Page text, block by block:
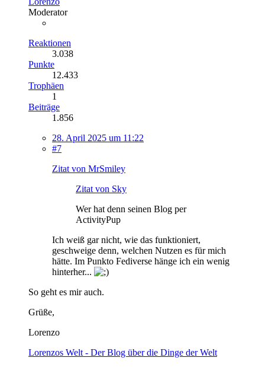
Moderator
Reaktionen
3.038
Punkte
12.433
Trophäen
1
Beiträge
1.856
28. April 2025 um 11:22
#7
Zitat von MrSmiley
Zitat von Sky
Wer hat denn seinen Blog per
ActivityPup
Ich weiß gar nicht, wie das funktioniert,
geschweige denn, welchen Nutzen es für mich
hätte. Im Punkto Fediverse hänge ich ein wenig
hinterher...
So geht es mir auch.
Grüße,
Lorenzo
Lorenzos Welt - Der Blog über die Dinge der Welt